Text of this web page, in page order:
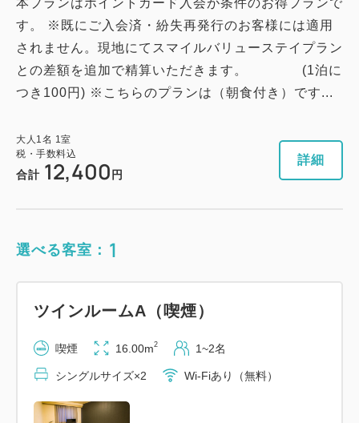
本プランはポイントカード入会が条件のお得プランで
す。 ※既にご入会済・紛失再発行のお客様には適用
されません。現地にてスマイルバリューステイプラン
との差額を追加で精算いただきます。 (1泊に
つき100円) ※こちらのプランは（朝食付き）です...
大人 1名 1室
税・手数料込
合計 12,400 円
詳細
選べる客室： 1
ツインルームA（喫煙）
喫煙 16.00m2 1~2名
シングルサイズ×2 Wi-Fiあり（無料）